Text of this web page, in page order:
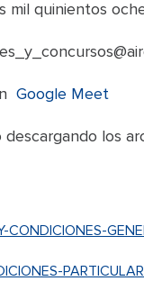
mil quinientos
Google Meet
los
CONDICIONES-